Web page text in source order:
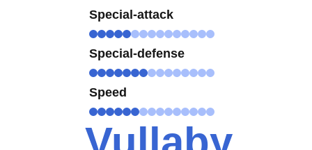
Special-attack
Special-defense
Speed